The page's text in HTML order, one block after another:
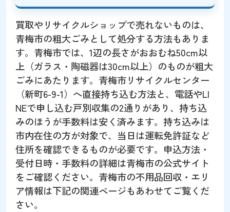
買取やリサイクルショップで売れないものは、
青梅市の粗大ごみとして処分する方法もありま
す。青梅市では、1辺の長さがおおむね50cm以
上（ガラス・陶磁器は30cm以上）のものが粗大
ごみにあたります。青梅市リサイクルセンター
（新町6-9-1）へ直接持ち込む方法と、電話やLI
NEで申し込む戸別収集の2通りがあり、持ち込
みのほうが手数料は安く済みます。持ち込みは
市内在住の方が対象で、当日は運転免許証など
住所を確認できるものが必要です。申込方法・
受付日時・手数料の詳細は青梅市の公式サイト
をご確認ください。青梅市の不用品回収・エリ
ア情報は下記の関連ページもあわせてご覧くだ
さい。